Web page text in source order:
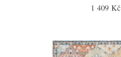
1 409 Kč